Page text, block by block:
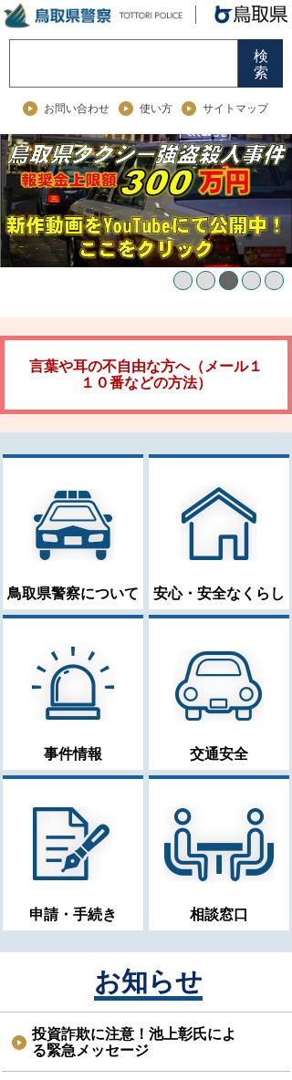
検
索
お問い合わせ 使い方 サイトマップ
言葉や耳の不自由な方へ（メール１
１０番などの方法）
鳥取県警察について 安心・安全なくらし
事件情報 交通安全
申請・手続き 相談窓口
お知らせ
投資詐欺に注意！池上彰氏によ
る緊急メッセージ